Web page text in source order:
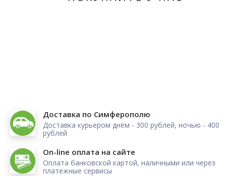
Доставка по Симферополю
Доставка курьером днём - 300 рублей, ночью - 400
рублей
On-line оплата на сайте
Оплата банковской картой, наличными или через
платежные сервисы